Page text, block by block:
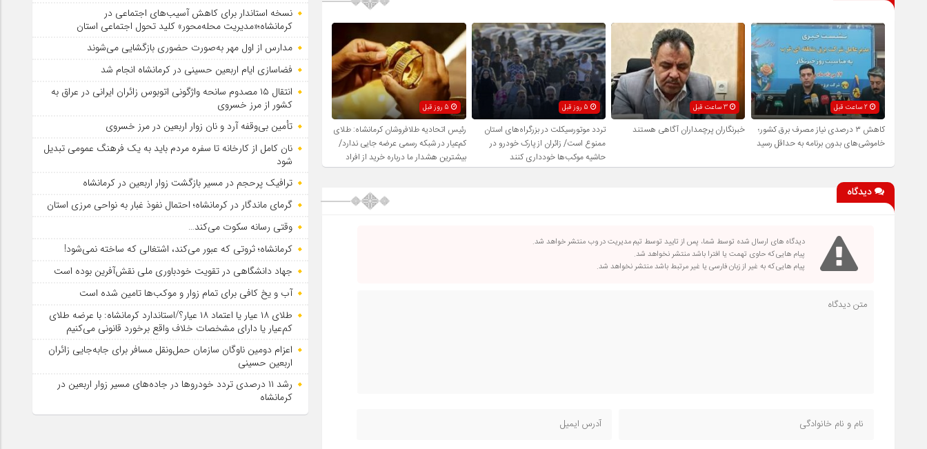
2 ساعت قبل
کاهش ۳ درصدی نیاز مصرف برق کشور؛
خاموشی‌های بدون برنامه به حداقل رسید
3 ساعت قبل
خبرنگاران پرچمداران آگاهی هستند
تردد موتورسیکلت در بزرگراه‌های استان
ممنوع است/ زائران از پارک خودرو در
حاشیه موکب‌ها خودداری کنند
رئیس اتحادیه طلافروشان کرمانشاه: طلای
کم‌عیار در شبکه رسمی عرضه جایی ندارد/
بیشترین هشدار ما درباره خرید از افراد
فاقد صلاحیت است
دیدگاه
دیدگاه های ارسال شده توسط شما، پس از تایید توسط تیم مدیریت در وب منتشر خواهد شد.
پیام هایی که حاوی تهمت یا افترا باشد منتشر نخواهد شد.
پیام هایی که به غیر از زبان فارسی یا غیر مرتبط باشد منتشر نخواهد شد.
نسخه استاندار برای کاهش آسیب‌های اجتماعی در
کرمانشاه؛«مدیریت محله‌محور» کلید تحول اجتماعی استان
مدارس از اول مهر به‌صورت حضوری بازگشایی می‌شوند
فضاسازی ایام اربعین حسینی در کرمانشاه انجام شد
انتقال ۱۵ مصدوم سانحه واژگونی اتوبوس زائران ایرانی در عراق به
کشور از مرز خسروی
تأمین بی‌وقفه آرد و نان زوار اربعین در مرز خسروی
نان کامل از کارخانه تا سفره مردم باید به یک فرهنگ عمومی تبدیل
شود
ترافیک پرحجم در مسیر بازگشت زوار اربعین در کرمانشاه
گرمای ماندگار در کرمانشاه؛ احتمال نفوذ غبار به نواحی مرزی استان
وقتی رسانه سکوت می‌کند…
کرمانشاه؛ ثروتی که عبور می‌کند، اشتغالی که ساخته نمی‌شود!
جهاد دانشگاهی در تقویت خودباوری ملی نقش‌آفرین بوده است
آب و یخ کافی برای تمام زوار و موکب‌ها تامین شده است
طلای ۱۸ عیار یا اعتماد ۱۸ عیار؟/استاندارد کرمانشاه: با عرضه طلای
کم‌عیار یا دارای مشخصات خلاف واقع برخورد قانونی می‌کنیم
اعزام دومین ناوگان سازمان حمل‌ونقل مسافر برای جابه‌جایی زائران
اربعین حسینی
رشد ۱۱ درصدی تردد خودروها در جاده‌های مسیر زوار اربعین در
کرمانشاه